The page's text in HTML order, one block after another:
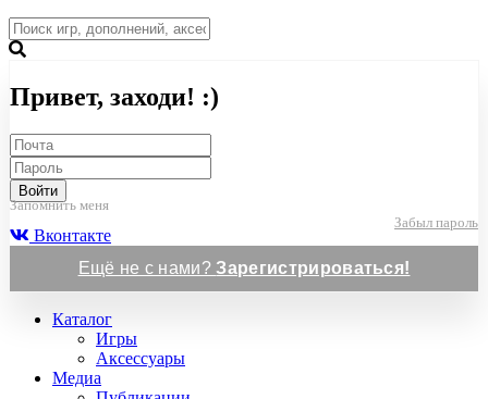
Привет, заходи! :)
Войти
Запомнить меня
Забыл пароль
Вконтакте
Ещё не с нами?Зарегистрироваться!
Каталог
Игры
Аксессуары
Медиа